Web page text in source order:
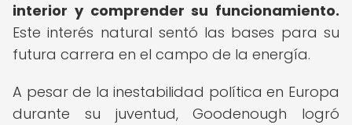
interior y comprender su funcionamiento.
Este interés natural sentó las bases para su
futura carrera en el campo de la energía.
A pesar de la inestabilidad política en Europa
durante su juventud, Goodenough logró